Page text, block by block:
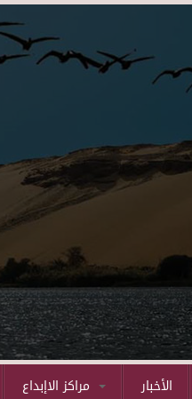
الأخبار